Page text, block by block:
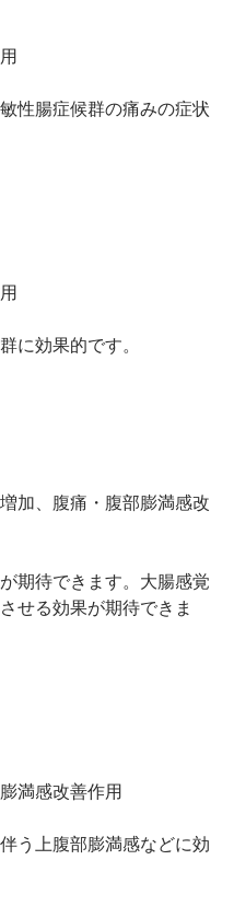
性腸症候群の痛みの症状
に効果的です。
加、腹痛・腹部膨満感改
期待できます。大腸感覚
せる効果が期待できま
満感改善作用
う上腹部膨満感などに効